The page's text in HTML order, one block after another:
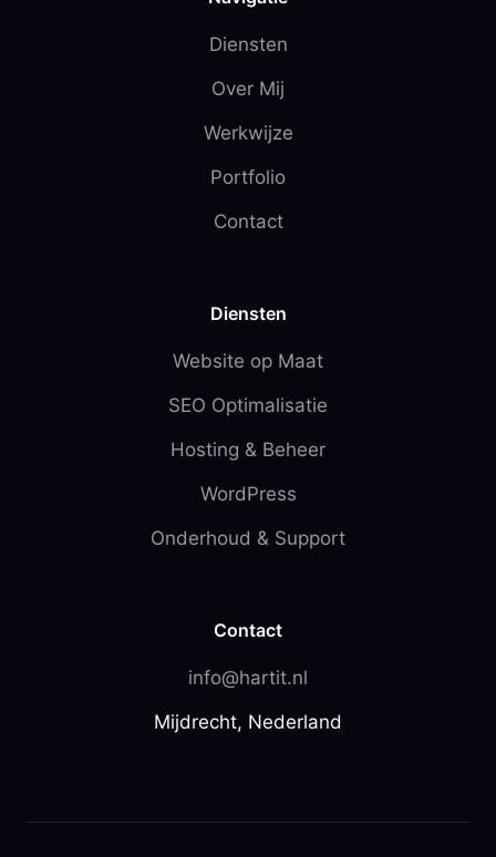
Diensten
Over Mij
Werkwijze
Portfolio
Contact
Diensten
Website op Maat
SEO Optimalisatie
Hosting & Beheer
WordPress
Onderhoud & Support
Contact
info@hartit.nl
Mijdrecht, Nederland